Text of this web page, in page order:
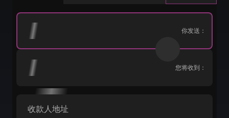
你发送：
您将收到：
收款人地址